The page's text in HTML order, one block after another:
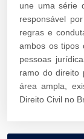
une uma série
responsável
regras e
ambos os tipos
pessoas
ramo do direito
área ampla,
Direito Civil no